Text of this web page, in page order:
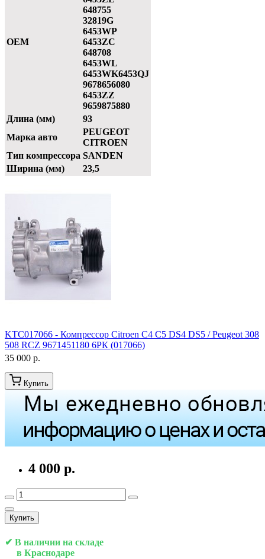
OEM
648755
32819G
6453WP
6453ZC
648708
6453WL
6453WK6453QJ
9678656080
6453ZZ
9659875880
Длина (мм)
93
Марка авто
PEUGEOT
CITROEN
Тип компрессора SANDEN
Ширина (мм)
23,5
KTC017066 - Компрессор Citroen C4 C5 DS4 DS5 / Peugeot 308
508 RCZ 9671451180 6РК (017066)
35 000 р.
Купить
4 000 р.
Купить
✔ В наличии на складе
в Краснодаре